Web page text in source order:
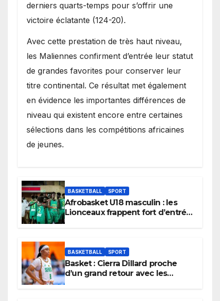
derniers quarts-temps pour s’offrir une
victoire éclatante (124-20).
Avec cette prestation de très haut niveau,
les Maliennes confirment d’entrée leur statut
de grandes favorites pour conserver leur
titre continental. Ce résultat met également
en évidence les importantes différences de
niveau qui existent encore entre certaines
sélections dans les compétitions africaines
de jeunes.
BASKETBALL SPORT
Afrobasket U18 masculin : les
Lionceaux frappent fort d’entrée
BASKETBALL SPORT
Basket : Cierra Dillard proche
d’un grand retour avec les